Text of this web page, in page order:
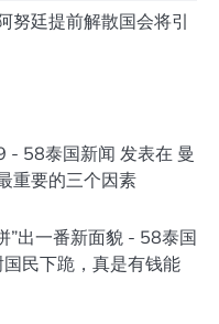
努廷提前解散国会将引
- 58泰国新闻 发表在 曼
重要的三个因素
”出一番新面貌 - 58泰国
民下跪，真是有钱能